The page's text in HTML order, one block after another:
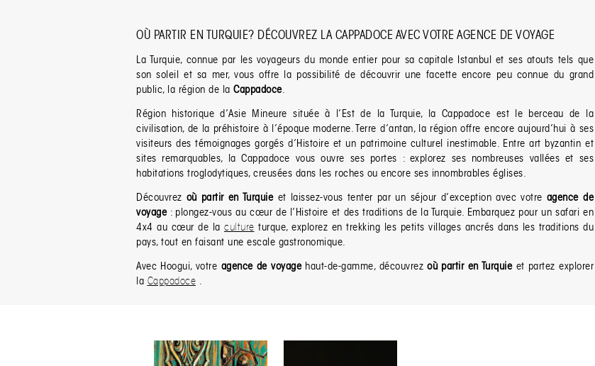
OÙ PARTIR EN TURQUIE? DÉCOUVREZ LA CAPPADOCE AVEC VOTRE AGENCE DE VOYAGE
La Turquie, connue par les voyageurs du monde entier pour sa capitale Istanbul et ses atouts tels que
son soleil et sa mer, vous offre la possibilité de découvrir une facette encore peu connue du grand
public, la région de la Cappadoce.
Région historique d’Asie Mineure située à l’Est de la Turquie, la Cappadoce est le berceau de la
civilisation, de la préhistoire à l’époque moderne. Terre d’antan, la région offre encore aujourd’hui à ses
visiteurs des témoignages gorgés d’Histoire et un patrimoine culturel inestimable. Entre art byzantin et
sites remarquables, la Cappadoce vous ouvre ses portes : explorez ses nombreuses vallées et ses
habitations troglodytiques, creusées dans les roches ou encore ses innombrables églises.
Découvrez où partir en Turquieet laissez-vous tenter par un séjour d’exception avec votre agence de
voyage: plongez-vous au cœur de l’Histoire et des traditions de la Turquie. Embarquez pour un safari en
4x4 au cœur de la culture turque, explorez en trekking les petits villages ancrés dans les traditions du
pays, tout en faisant une escale gastronomique.
Avec Hoogui, votre agence de voyagehaut-de-gamme, découvrezoù partir en Turquieet partez explorer
la Cappadoce .